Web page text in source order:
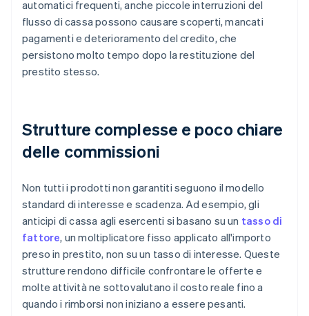
automatici frequenti, anche piccole interruzioni del
flusso di cassa possono causare scoperti, mancati
pagamenti e deterioramento del credito, che
persistono molto tempo dopo la restituzione del
prestito stesso.
Strutture complesse e poco chiare
delle commissioni
Non tutti i prodotti non garantiti seguono il modello
standard di interesse e scadenza. Ad esempio, gli
anticipi di cassa agli esercenti si basano su un tasso di
fattore, un moltiplicatore fisso applicato all'importo
preso in prestito, non su un tasso di interesse. Queste
strutture rendono difficile confrontare le offerte e
molte attività ne sottovalutano il costo reale fino a
quando i rimborsi non iniziano a essere pesanti.